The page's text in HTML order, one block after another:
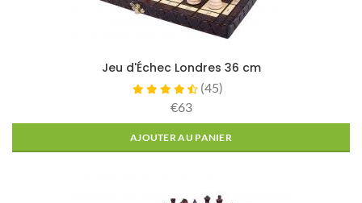
Jeu d'Échec Londres 36 cm
(45)
€63
AJOUTER AU PANIER